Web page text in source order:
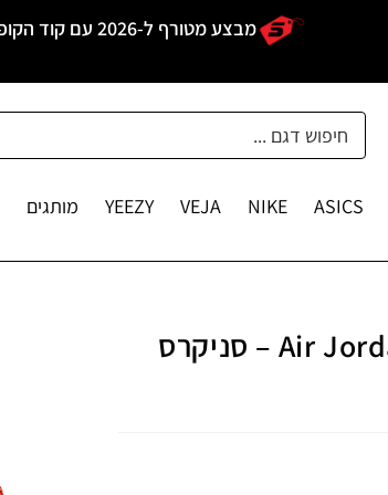
מבצע מטורף ל-2026 עם קוד הקופון –
ASICS
NIKE
VEJA
YEEZY מותגים
Air Jordan 1 Mid To My First Coach – סניקרס